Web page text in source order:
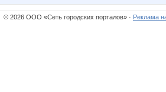
© 2026 ООО «Сеть городских порталов» · Реклама